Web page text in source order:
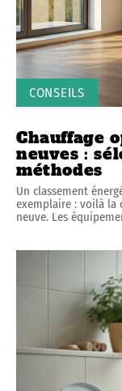
CONSEILS
Chauffage
neuves :
méthodes
Un classement
exemplaire : voilà la
neuve. Les